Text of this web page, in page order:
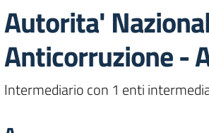
Autorita'
Anticorruzione -
Intermediario con 1 enti